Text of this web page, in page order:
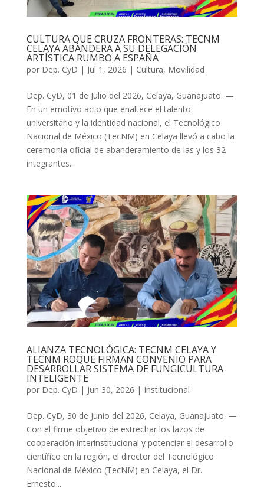
CULTURA QUE CRUZA FRONTERAS: TECNM
CELAYA ABANDERA A SU DELEGACIÓN
ARTÍSTICA RUMBO A ESPAÑA
por Dep. CyD | Jul 1, 2026 | Cultura, Movilidad
Dep. CyD, 01 de Julio del 2026, Celaya, Guanajuato. —
En un emotivo acto que enaltece el talento
universitario y la identidad nacional, el Tecnológico
Nacional de México (TecNM) en Celaya llevó a cabo la
ceremonia oficial de abanderamiento de las y los 32
integrantes...
ALIANZA TECNOLÓGICA: TECNM CELAYA Y
TECNM ROQUE FIRMAN CONVENIO PARA
DESARROLLAR SISTEMA DE FUNGICULTURA
INTELIGENTE
por Dep. CyD | Jun 30, 2026 | Institucional
Dep. CyD, 30 de Junio del 2026, Celaya, Guanajuato. —
Con el firme objetivo de estrechar los lazos de
cooperación interinstitucional y potenciar el desarrollo
científico en la región, el director del Tecnológico
Nacional de México (TecNM) en Celaya, el Dr.
Ernesto...